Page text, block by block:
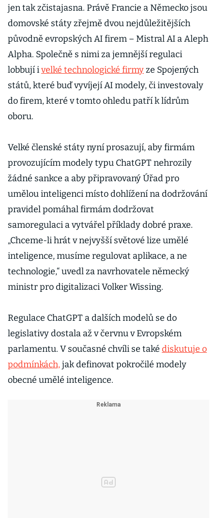
jen tak zčistajasna. Právě Francie a Německo jsou
domovské státy zřejmě dvou nejdůležitějších
původně evropských AI firem – Mistral AI a Aleph
Alpha. Společně s nimi za jemnější regulaci
lobbují ivelké technologické firmyze Spojených
států, které buď vyvíjejí AI modely, či investovaly
do firem, které v tomto ohledu patří k lídrům
oboru.
Velké členské státy nyní prosazují, aby firmám
provozujícím modely typu ChatGPT nehrozily
žádné sankce a aby připravovaný Úřad pro
umělou inteligenci místo dohlížení na dodržování
pravidel pomáhal firmám dodržovat
samoregulaci a vytvářel příklady dobré praxe.
„Chceme-li hrát v nejvyšší světové lize umělé
inteligence, musíme regulovat aplikace, a ne
technologie,“ uvedl za navrhovatele německý
ministr pro digitalizaci Volker Wissing.
Regulace ChatGPT a dalších modelů se do
legislativy dostala až v červnu v Evropském
parlamentu. V současné chvíli se také diskutuje o
podmínkách,jak definovat pokročilé modely
obecné umělé inteligence.